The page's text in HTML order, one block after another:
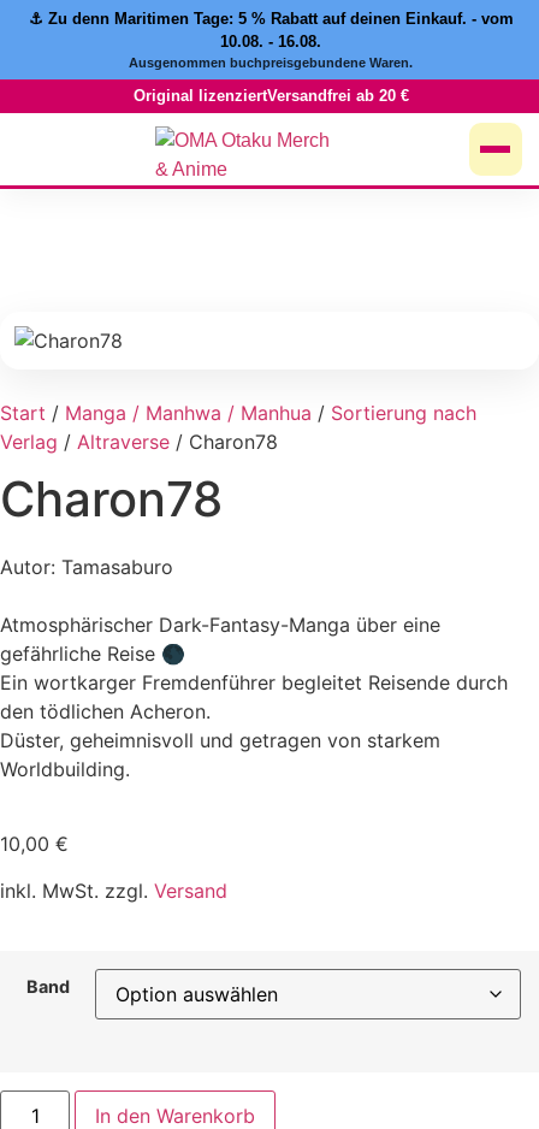
⚓️ Zu denn Maritimen Tage: 5 % Rabattauf deinen Einkauf. - vom
10.08. - 16.08.
Ausgenommen buchpreisgebundene Waren.
Original lizenziertVersandfrei ab 20 €
Start / Manga / Manhwa / Manhua / Sortierung nach
Verlag / Altraverse / Charon78
Charon78
Autor: Tamasaburo
Atmosphärischer Dark-Fantasy-Manga über eine
gefährliche Reise 🌑
Ein wortkarger Fremdenführer begleitet Reisende durch
den tödlichen Acheron.
Düster, geheimnisvoll und getragen von starkem
Worldbuilding.
10,00 €
inkl. MwSt. zzgl. Versand
Band
In den Warenkorb